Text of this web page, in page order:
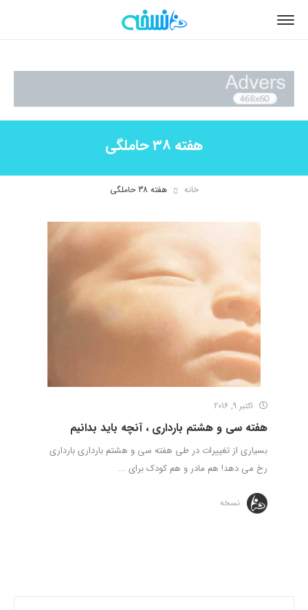
هفته 38 حاملگی
خانه هفته 38 حاملگی
اکتبر 9, 2016
هفته سی و هشتم بارداری ، آنچه باید بدانیم
بسیاری از تغییرات در طی هفته سی و هشتم بارداری بارداری
رخ می دهد! هم مادر و هم کودک برای ...
نسخه